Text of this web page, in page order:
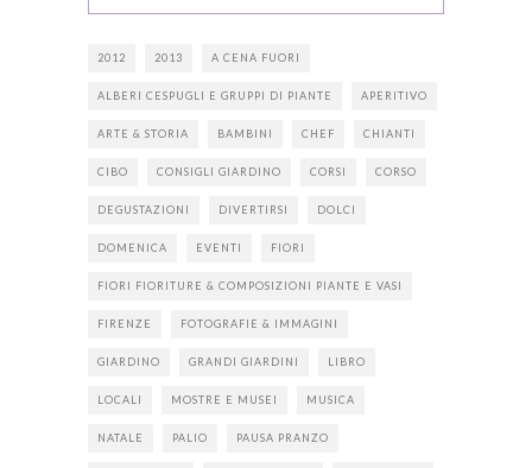
2012 2013 A CENA FUORI
ALBERI CESPUGLI E GRUPPI DI PIANTE APERITIVO
ARTE & STORIA BAMBINI CHEF CHIANTI
CIBO CONSIGLI GIARDINO CORSI CORSO
DEGUSTAZIONI DIVERTIRSI DOLCI
DOMENICA EVENTI FIORI
FIORI FIORITURE & COMPOSIZIONI PIANTE E VASI
FIRENZE FOTOGRAFIE & IMMAGINI
GIARDINO GRANDI GIARDINI LIBRO
LOCALI MOSTRE E MUSEI MUSICA
NATALE PALIO PAUSA PRANZO